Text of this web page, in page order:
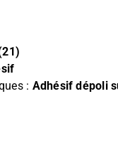
: Adhésif dépoli